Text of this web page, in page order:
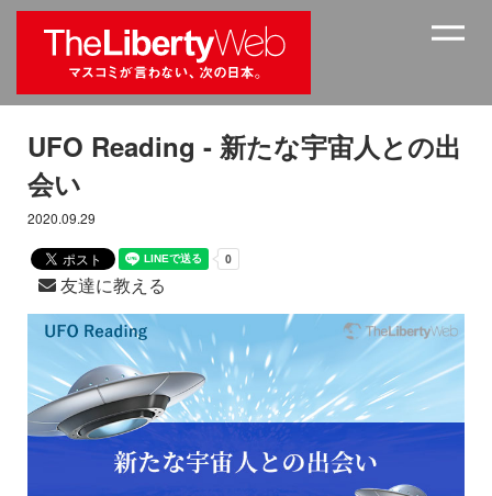
UFO Reading - 新たな宇宙人との出
会い
2020.09.29
友達に教える